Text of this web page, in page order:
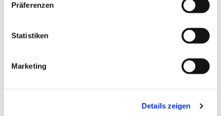
Präferenzen
Statistiken
Marketing
Details zeigen